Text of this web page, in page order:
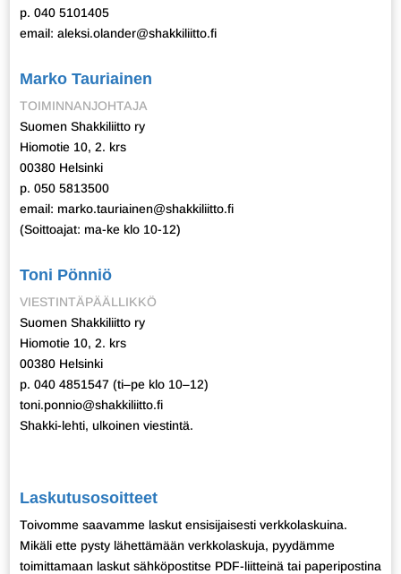
p. 040 5101405
email: aleksi.olander@shakkiliitto.fi
Marko Tauriainen
TOIMINNANJOHTAJA
Suomen Shakkiliitto ry
Hiomotie 10, 2. krs
00380 Helsinki
p. 050 5813500
email: marko.tauriainen@shakkiliitto.fi
(Soittoajat: ma-ke klo 10-12)
Toni Pönniö
VIESTINTÄPÄÄLLIKKÖ
Suomen Shakkiliitto ry
Hiomotie 10, 2. krs
00380 Helsinki
p. 040 4851547 (ti–pe klo 10–12)
toni.ponnio@shakkiliitto.fi
Shakki-lehti, ulkoinen viestintä.
Laskutusosoitteet
Toivomme saavamme laskut ensisijaisesti verkkolaskuina.
Mikäli ette pysty lähettämään verkkolaskuja, pyydämme
toimittamaan laskut sähköpostitse PDF-liitteinä tai paperipostina